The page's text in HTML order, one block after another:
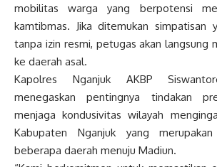
mobilitas warga yang berpotensi
kamtibmas. Jika ditemukan simpatisan
tanpa izin resmi, petugas akan langsung
ke daerah asal.
Kapolres Nganjuk AKBP
menegaskan pentingnya tindakan
menjaga kondusivitas wilayah
Kabupaten Nganjuk yang
beberapa daerah menuju Madiun.